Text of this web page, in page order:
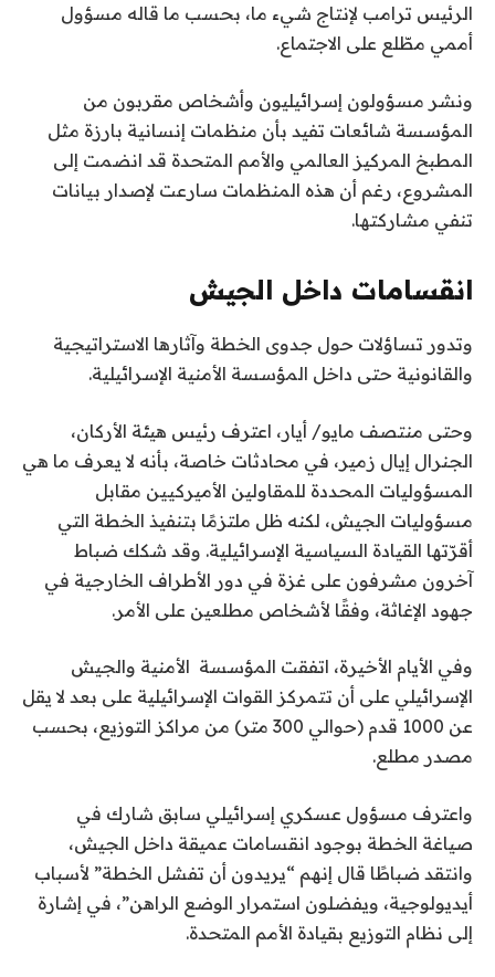
الرئيس ترامب لإنتاج شيء ما، بحسب ما قاله مسؤول
أممي مطّلع على الاجتماع.
ونشر مسؤولون إسرائيليون وأشخاص مقربون من
المؤسسة شائعات تفيد بأن منظمات إنسانية بارزة مثل
المطبخ المركيز العالمي والأمم المتحدة قد انضمت إلى
المشروع، رغم أن هذه المنظمات سارعت لإصدار بيانات
تنفي مشاركتها.
انقسامات داخل الجيش
وتدور تساؤلات حول جدوى الخطة وآثارها الاستراتيجية
والقانونية حتى داخل المؤسسة الأمنية الإسرائيلية.
وحتى منتصف مايو/ أيار، اعترف رئيس هيئة الأركان،
الجنرال إيال زمير، في محادثات خاصة، بأنه لا يعرف ما هي
المسؤوليات المحددة للمقاولين الأميركيين مقابل
مسؤوليات الجيش، لكنه ظل ملتزمًا بتنفيذ الخطة التي
أقرّتها القيادة السياسية الإسرائيلية. وقد شكك ضباط
آخرون مشرفون على غزة في دور الأطراف الخارجية في
جهود الإغاثة، وفقًا لأشخاص مطلعين على الأمر.
وفي الأيام الأخيرة، اتفقت المؤسسة الأمنية والجيش
الإسرائيلي على أن تتمركز القوات الإسرائيلية على بعد لا يقل
عن 1000 قدم (حوالي 300 متر) من مراكز التوزيع، بحسب
مصدر مطلع.
واعترف مسؤول عسكري إسرائيلي سابق شارك في
صياغة الخطة بوجود انقسامات عميقة داخل الجيش،
وانتقد ضباطًا قال إنهم “يريدون أن تفشل الخطة” لأسباب
أيديولوجية، ويفضلون استمرار الوضع الراهن”، في إشارة
إلى نظام التوزيع بقيادة الأمم المتحدة.